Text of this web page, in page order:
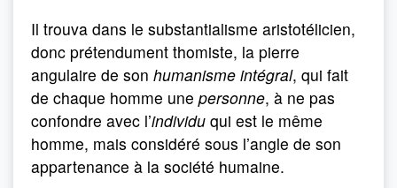
Il trouva dans le substantialisme aristotélicien,
donc prétendument thomiste, la pierre
angulaire de son humanisme intégral, qui fait
de chaque homme une personne, à ne pas
confondre avec l’individu qui est le même
homme, mais considéré sous l’angle de son
appartenance à la société humaine.